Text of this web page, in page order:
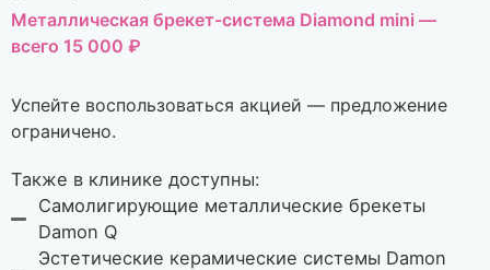
Металлическая брекет-система Diamond mini —
всего 15 000 ₽
Успейте воспользоваться акцией — предложение
ограничено.
Также в клинике доступны:
Самолигирующие металлические брекеты
Damon Q
Эстетические керамические системы Damon